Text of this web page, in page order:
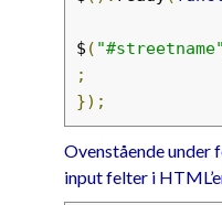
$ ( "#streetname"
;
});
Ovenstående
input felter i